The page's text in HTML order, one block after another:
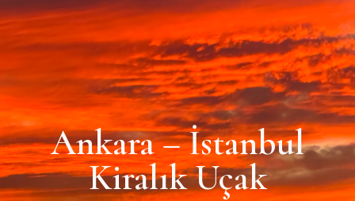
Ankara – İstanbul
Kiralık Uçak